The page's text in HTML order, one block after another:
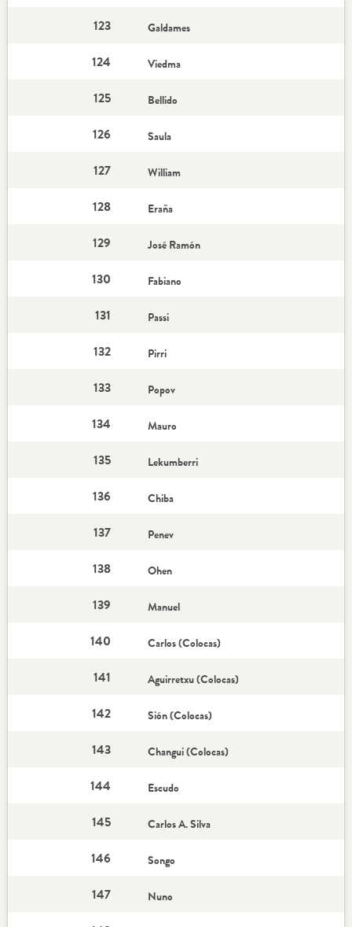
123 Galdames
124 Viedma
125 Bellido
126 Saula
127 William
128 Eraña
129 José Ramón
130 Fabiano
131 Passi
132 Pirri
133 Popov
134 Mauro
135 Lekumberri
136 Chiba
137 Penev
138 Ohen
139 Manuel
140 Carlos (Colocas)
141 Aguirretxu (Colocas)
142 Sión (Colocas)
143 Changui (Colocas)
144 Escudo
145 Carlos A. Silva
146 Songo
147 Nuno